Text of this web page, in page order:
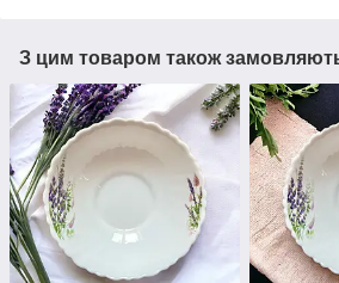
З цим товаром також